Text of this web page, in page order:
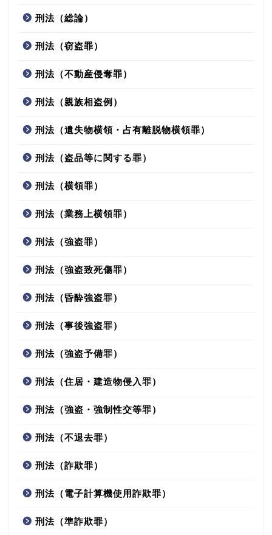
刑法（総論）
刑法（窃盗罪）
刑法（不動産侵奪罪）
刑法（親族相盗例）
刑法（遺失物横領・占有離脱物横領罪）
刑法（盗品等に関する罪）
刑法（横領罪）
刑法（業務上横領罪）
刑法（強盗罪）
刑法（強盗致死傷罪）
刑法（昏酔強盗罪）
刑法（事後強盗罪）
刑法（強盗予備罪）
刑法（住居・建造物侵入罪）
刑法（強盗・強制性交等罪）
刑法（不退去罪）
刑法（詐欺罪）
刑法（電子計算機使用詐欺罪）
刑法（準詐欺罪）